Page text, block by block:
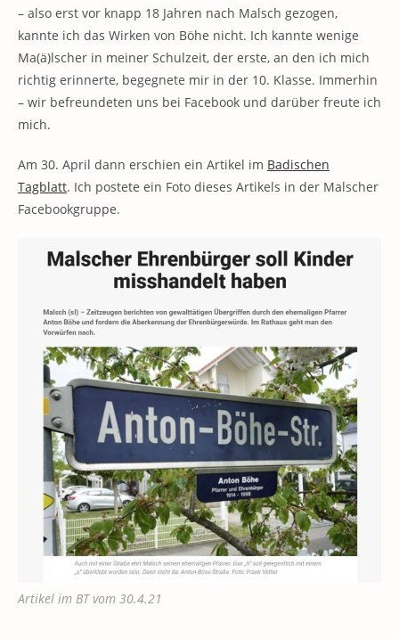
– also erst vor knapp 18 Jahren nach Malsch gezogen,
kannte ich das Wirken von Böhe nicht. Ich kannte wenige
Ma(ä)lscher in meiner Schulzeit, der erste, an den ich mich
richtig erinnerte, begegnete mir in der 10. Klasse. Immerhin
– wir befreundeten uns bei Facebook und darüber freute ich
mich.
Am 30. April dann erschien ein Artikel im Badischen
Tagblatt. Ich postete ein Foto dieses Artikels in der Malscher
Facebookgruppe.
Artikel im BT vom 30.4.21